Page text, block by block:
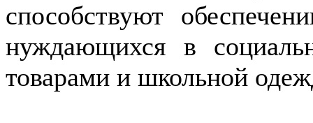
способствуют
нуждающихся в
товарами и школьной